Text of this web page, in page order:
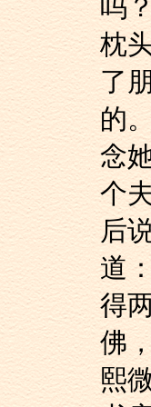
吗
枕
了
的
念
个
后
道
得
佛
熙